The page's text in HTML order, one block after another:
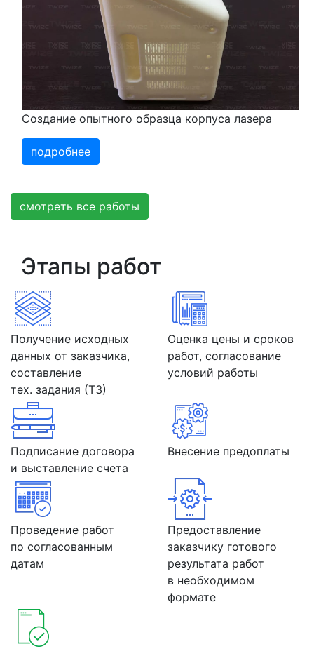
Создание опытного образца корпуса лазера
подробнее
смотреть все работы
Этапы работ
Получение исходных
данных от заказчика,
составление
тех. задания (ТЗ)
Оценка цены и сроков
работ, согласование
условий работы
Подписание договора
и выставление счета
Внесение предоплаты
Проведение работ
по согласованным
датам
Предоставление
заказчику готового
результата работ
в необходимом
формате